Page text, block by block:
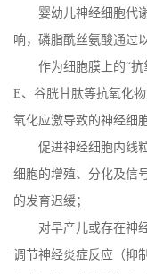
婴幼儿神经细胞代
响，磷脂酰丝氨酸通过
作为细胞膜上的“
E、谷胱甘肽等抗氧化
氧化应激导致的神经细
促进神经细胞内线
细胞的增殖、分化及信
的发育迟缓；
对早产儿或存在神
调节神经炎症反应（抑